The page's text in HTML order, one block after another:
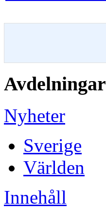
Avdelningar
Nyheter
Sverige
Världen
Innehåll